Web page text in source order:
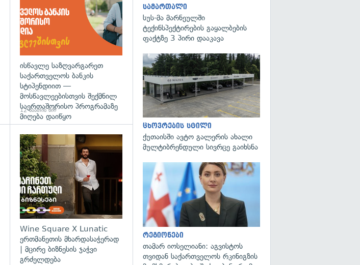
ისწავლე საზღვარგარეთ
საქართველოს ბანკის
სტიპენდიით —
მოსწავლეებისთვის შექმნილ
საერთაშორისო პროგრამაზე
მიღება დაიწყო
12 საათის წინ
Wine Square X Lunatic
ერთმანეთის მხარდასაჭერად
| მცირე ბიზნესის ჯაჭვი
გრძელდება
სამართალი
სუს-მა მარნეულში
ტექინსპექტირების გაყალბების
ფაქტზე 3 პირი დააკავა
ცხოვრების სტილი
ქუთაისში ავტო გალერის ახალი
მულტიბრენდული სივრცე გაიხსნა
რეგიონები
თამარ იოსელიანი: აგვისტოს
თვიდან საქართველოს რკინიგზის